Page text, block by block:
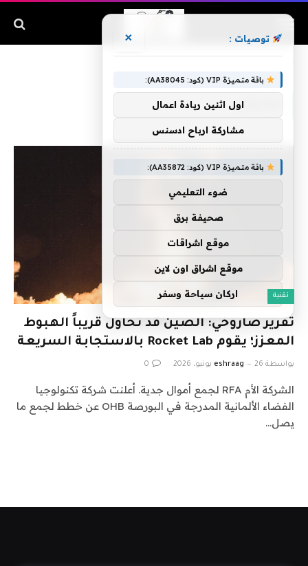
صاروخي
تقنية
تقرير صاروخي: الصين قد تحاول قريباً الهبوط
المعزز؛ يقوم Rocket Lab بالاستجابة السريعة
بواسطة eshraag 26 يونيو، 2026 0
الشركة الأم RFA لجمع أموال جدية. أعلنت شركة تكنولوجيا
الفضاء الألمانية المدرجة في البورصة OHB عن خطط لجمع ما
يصل…
توصيات : ×
باقة متميزة VIP (كود: AA38045):
اول اثنين ريادة اعمال
مشاركة ارباح ادسنس
باقة متميزة VIP (كود: AA35872):
ضوء التعليمي
صحيفة برق
موقع اشراقات
موقع اشراق اون لاين
اركان سياحة وسفر